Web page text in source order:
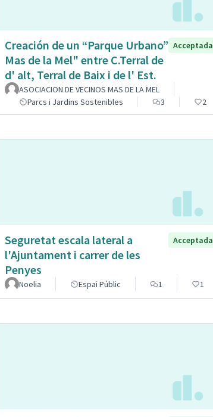
Creación de un “Parque Urbano”
Mas de la Mel" entre C.Terral de
d' alt, Terral de Baix i de l' Est.
Acceptada
ASOCIACION DE VECINOS MAS DE LA MEL
Parcs i Jardins Sostenibles
3 2
Seguretat escala lateral a
l'Ajuntament i carrer de les
Penyes
Acceptada
Noelia Espai Públic 1 1